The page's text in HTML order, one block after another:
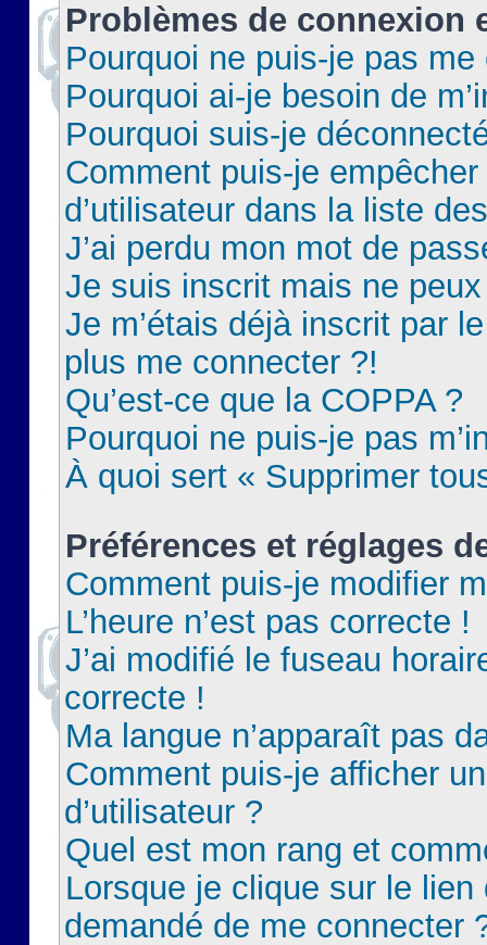
Problèmes de connexion
Pourquoi ne puis-je pas
Pourquoi ai-je besoin de
Pourquoi suis-je
Comment puis-je
d’utilisateur dans la liste
J’ai perdu mon mot de
Je suis inscrit mais ne
Je m’étais déjà inscrit par
plus me connecter ?!
Qu’est-ce que la COPPA ?
Pourquoi ne puis-je pas
À quoi sert « Supprimer
Préférences et réglages
Comment puis-je modifier
L’heure n’est pas correcte !
J’ai modifié le fuseau
correcte !
Ma langue n’apparaît pas
Comment puis-je afficher
d’utilisateur ?
Quel est mon rang et
Lorsque je clique sur le lien
demandé de me connecter